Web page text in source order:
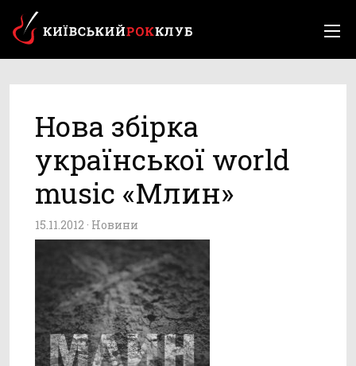
Нова збірка
української world
music «Млин»
15.11.2012 · Новини